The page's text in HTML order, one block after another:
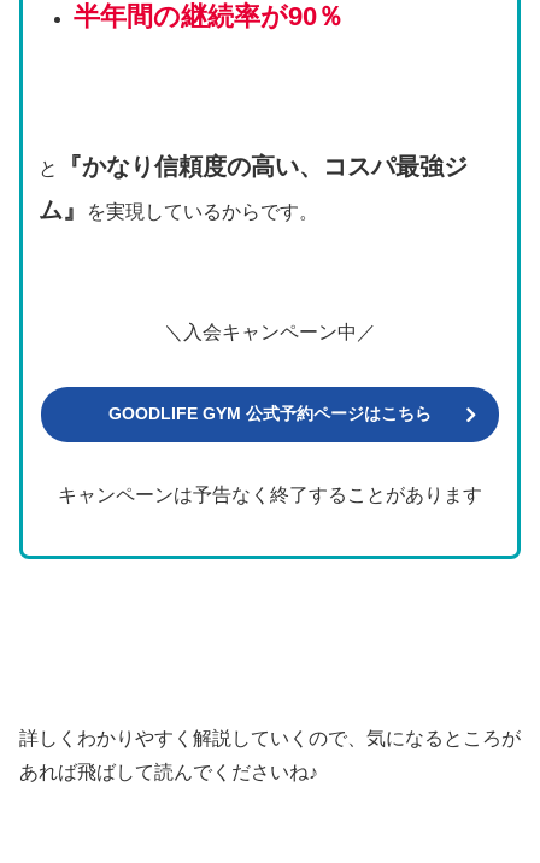
半年間の継続率が90％
と
『かなり信頼度の高い、コスパ最強ジ
ム』
を実現しているからです。
＼入会キャンペーン中／
GOODLIFE GYM 公式予約ページはこちら
キャンペーンは予告なく終了することがあります
詳しくわかりやすく解説していくので、気になるところが
あれば飛ばして読んでくださいね♪